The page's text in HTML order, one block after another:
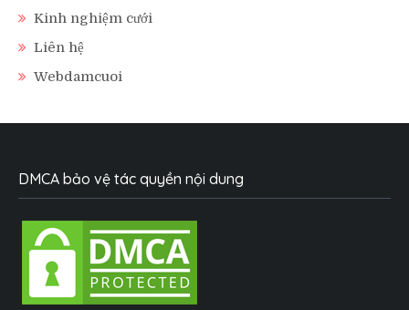
Kinh nghiệm cưới
Liên hệ
Webdamcuoi
DMCA bảo vệ tác quyền nội dung